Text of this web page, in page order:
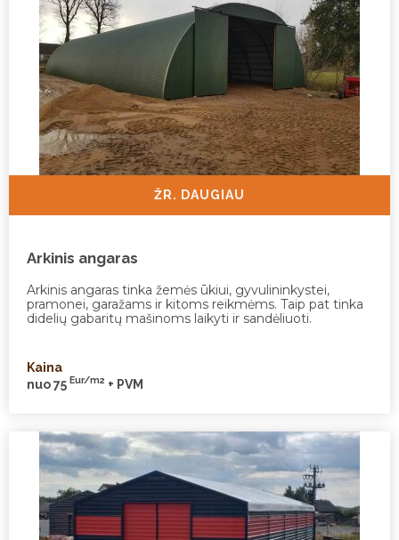
ŽR. DAUGIAU
Arkinis angaras
Arkinis angaras tinka žemės ūkiui, gyvulininkystei,
pramonei, garažams ir kitoms reikmėms. Taip pat tinka
didelių gabaritų mašinoms laikyti ir sandėliuoti.
Kaina
nuo 75 Eur/m2 + PVM